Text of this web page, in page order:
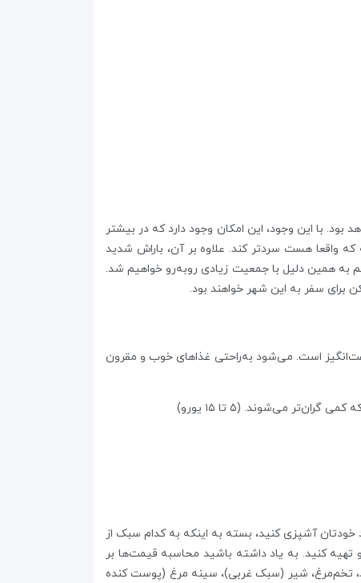
با این وجود، این امکان وجود دارد که در بیشتر
واقعا هست سردتر کند. علاوه بر آن، باراش شدید
به همین دلیل با جمعیت زیادی روبه‌رو خواهیم شد.
برای سفر به این شهر خواهند بود.
است. می‌شود به‌راحتی غذاهای خوب و مقرون
هزینه در بر دارد. اگر دوست دارید خودتان آشپزی کنید، بسته به اینکه به کدام سبک از
آسیایی علاقه‌مند باشید، می‌توانید مواد غذایی مورد نیاز یک هفته‌تان را با پرداخت به‌ترتیب حدود۶۱.۵ و۴۶.۵ یورو تهیه کنید. به یاد داشته باشید محاسبه قیمت‌ها بر
تخم‌مرغ، شیر (سبک غربی)، سینه‌ مرغ (پوست کنده